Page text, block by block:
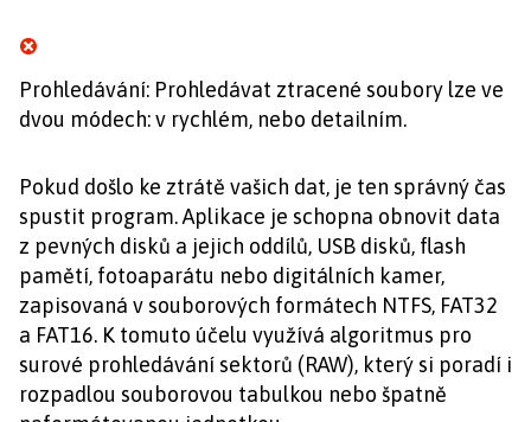
Prohledávání: Prohledávat ztracené soubory lze ve
dvou módech: v rychlém, nebo detailním.
Pokud došlo ke ztrátě vašich dat, je ten správný čas
spustit program. Aplikace je schopna obnovit data
z pevných disků a jejich oddílů, USB disků, flash
pamětí, fotoaparátu nebo digitálních kamer,
zapisovaná v souborových formátech NTFS, FAT32
a FAT16. K tomuto účelu využívá algoritmus pro
surové prohledávání sektorů (RAW), který si poradí i
rozpadlou souborovou tabulkou nebo špatně